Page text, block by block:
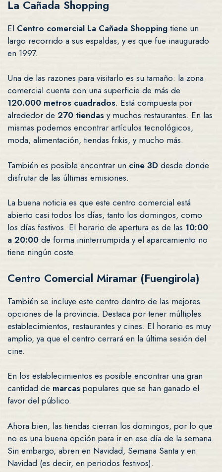
La Cañada Shopping
El Centro comercial La Cañada Shopping tiene un
largo recorrido a sus espaldas, y es que fue inaugurado
en 1997.
Una de las razones para visitarlo es su tamaño: la zona
comercial cuenta con una superficie de más de
120.000 metros cuadrados. Está compuesta por
alrededor de 270 tiendas y muchos restaurantes. En las
mismas podemos encontrar artículos tecnológicos,
moda, alimentación, tiendas frikis, y mucho más.
También es posible encontrar un cine 3D desde donde
disfrutar de las últimas emisiones.
La buena noticia es que este centro comercial está
abierto casi todos los días, tanto los domingos, como
los días festivos. El horario de apertura es de las 10:00
a 20:00 de forma ininterrumpida y el aparcamiento no
tiene ningún coste.
Centro Comercial Miramar (Fuengirola)
También se incluye este centro dentro de las mejores
opciones de la provincia. Destaca por tener múltiples
establecimientos, restaurantes y cines. El horario es muy
amplio, ya que el centro cerrará en la última sesión del
cine.
En los establecimientos es posible encontrar una gran
cantidad de marcas populares que se han ganado el
favor del público.
Ahora bien, las tiendas cierran los domingos, por lo que
no es una buena opción para ir en ese día de la semana.
Sin embargo, abren en Navidad, Semana Santa y en
Navidad (es decir, en periodos festivos).